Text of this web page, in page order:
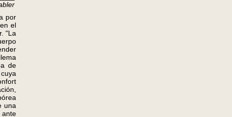
por
el
"La
de
una